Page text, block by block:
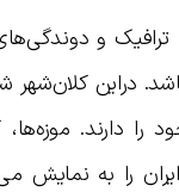
ترافیک و
دراین
را دارند.
را به نمایش